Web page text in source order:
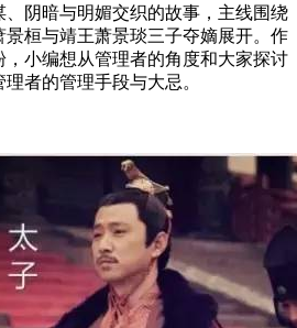
阴暗与明媚交织的故事，主线围绕
桓与靖王萧景琰三子夺嫡展开。作
小编想从管理者的角度和大家探讨
者的管理手段与大忌。